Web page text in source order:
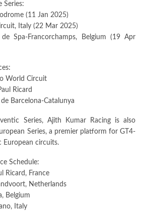
Series:
(11 Jan 2025)
Italy (22 Mar 2025)
Spa-Francorchamps, Belgium (19 Apr
World Circuit
Ricard
Barcelona-Catalunya
Series, Ajith Kumar Racing is also
Series, a premier platform for GT4-
European circuits.
Schedule:
Ricard, France
Netherlands
Belgium
Italy